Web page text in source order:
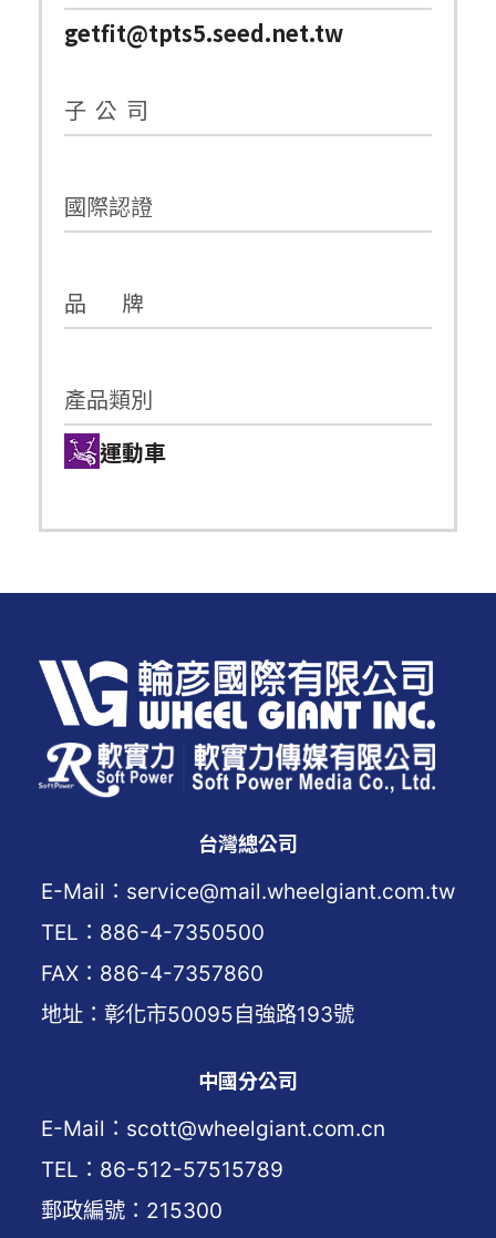
getfit@tpts5.seed.net.tw
子 公 司
國際認證
品 牌
產品類別
運動車
台灣總公司
E-Mail：service@mail.wheelgiant.com.tw
TEL：886-4-7350500
FAX：886-4-7357860
地址：彰化市50095自強路193號
中國分公司
E-Mail：scott@wheelgiant.com.cn
TEL：86-512-57515789
郵政編號：215300